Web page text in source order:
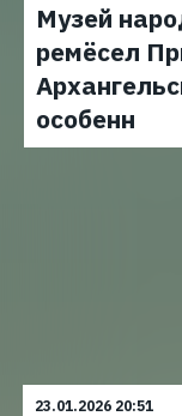
Музей
ремёсел
особенн
23.01.2026 20:51